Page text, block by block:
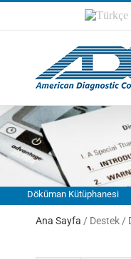
Türkçe
Döküman Kütüphanesi
Ana Sayfa / Destek /